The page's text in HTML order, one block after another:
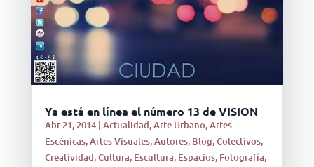
Ya está en línea el número 13 de VISION
Abr 21, 2014| Actualidad,Arte Urbano,Artes
Escénicas,Artes Visuales,Autores, Blog,Colectivos,
Creatividad,Cultura, Escultura, Espacios, Fotografía,